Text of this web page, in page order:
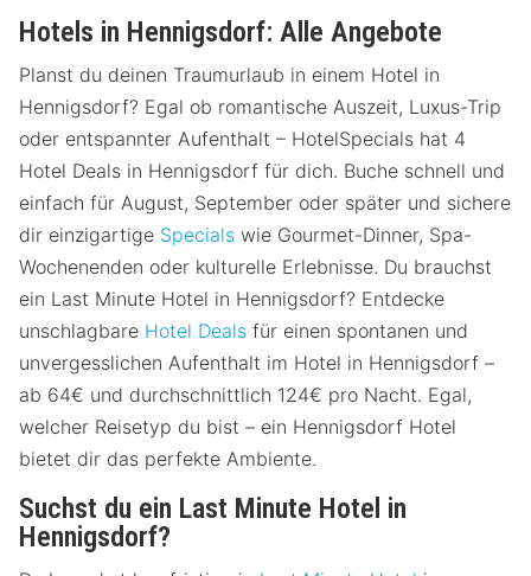
Hotels in Hennigsdorf: Alle Angebote
Planst du deinen Traumurlaub in einem Hotel in
Hennigsdorf? Egal ob romantische Auszeit, Luxus-Trip
oder entspannter Aufenthalt – HotelSpecials hat 4
Hotel Deals in Hennigsdorf für dich. Buche schnell und
einfach für August, September oder später und sichere
dir einzigartige Specials wie Gourmet-Dinner, Spa-
Wochenenden oder kulturelle Erlebnisse. Du brauchst
ein Last Minute Hotel in Hennigsdorf? Entdecke
unschlagbare Hotel Deals für einen spontanen und
unvergesslichen Aufenthalt im Hotel in Hennigsdorf –
ab 64€ und durchschnittlich 124€ pro Nacht. Egal,
welcher Reisetyp du bist – ein Hennigsdorf Hotel
bietet dir das perfekte Ambiente.
Suchst du ein Last Minute Hotel in
Hennigsdorf?